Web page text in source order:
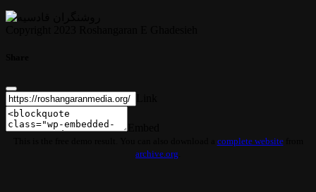
complete websitefrom
archive.org